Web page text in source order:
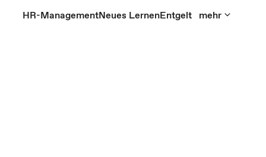
HR-ManagementNeues LernenEntgelt mehr